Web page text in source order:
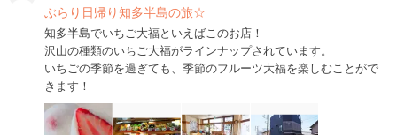
ぶらり日帰り知多半島の旅☆
知多半島でいちご大福といえばこのお店！
沢山の種類のいちご大福がラインナップされています。
いちごの季節を過ぎても、季節のフルーツ大福を楽しむことがで
きます！